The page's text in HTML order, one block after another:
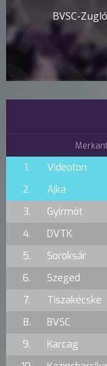
BVSC-Zugló
1. Videoton
2.
Ajka
3.
Gyirmót
4.
DVTK
5.
Soroksár
6.
Szeged
7.
Tiszakécske
8.
BVSC
9.
Karcag